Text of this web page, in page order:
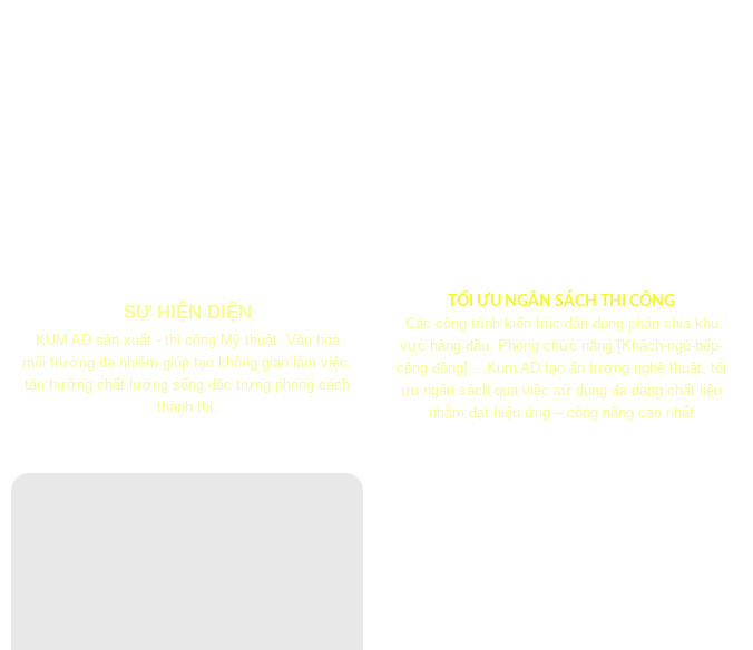
SỰ HIỆN DIỆN
KUM AD sản xuất - thi công Mỹ thuật. Văn hoá
môi trường đa nhiệm giúp tạo không gian làm việc,
tận hưởng chất lượng sống đặc trưng phong cách
thành thị.
TỐI ƯU NGÂN SÁCH THI CÔNG
Các công trình kiến ​​trúc dân dụng phân chia khu
vực hàng đầu: Phòng chức năng [Khách-ngủ-bếp-
cộng đồng];…Kum AD tạo ấn tượng nghệ thuật, tối
ưu ngân sách qua việc sử dụng đa dạng chất liệu
nhằm đạt hiệu ứng – công năng cao nhất